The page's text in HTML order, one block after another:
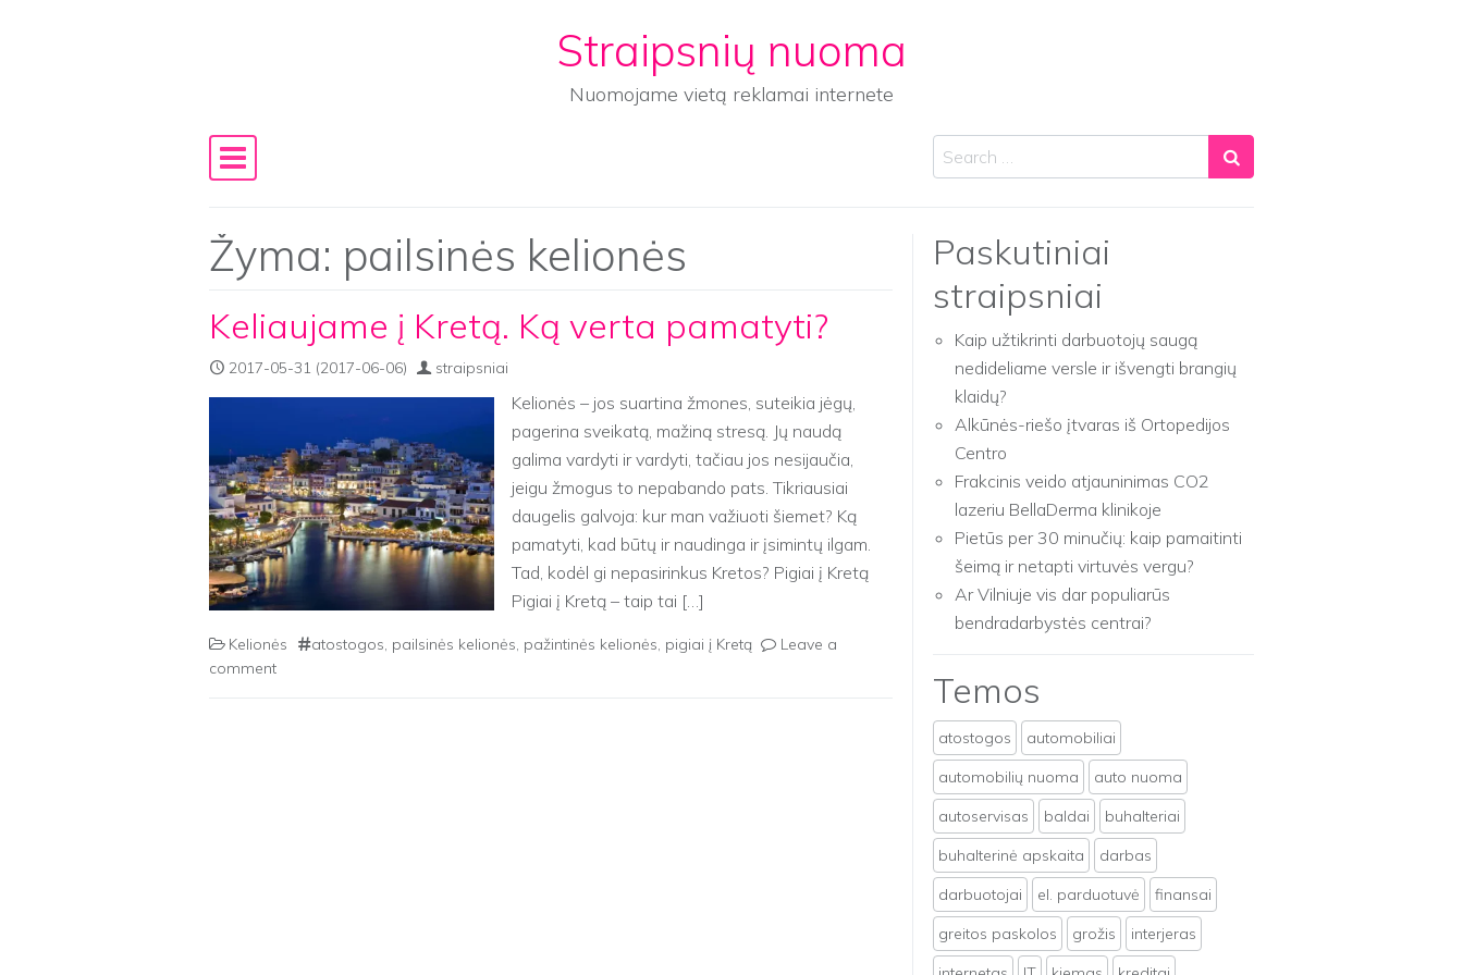
Straipsnių nuoma
Nuomojame vietą reklamai internete
Main Navigation
Search
Žyma: pailsinės kelionės
Keliaujame į Kretą. Ką verta pamatyti?
2017-05-31 (2017-06-06) straipsniai
Kelionės – jos suartina žmones, suteikia jėgų,
pagerina sveikatą, mažiną stresą. Jų naudą
galima vardyti ir vardyti, tačiau jos nesijaučia,
jeigu žmogus to nepabando pats. Tikriausiai
daugelis galvoja: kur man važiuoti šiemet? Ką
pamatyti, kad būtų ir naudinga ir įsimintų ilgam.
Tad, kodėl gi nepasirinkus Kretos? Pigiai į Kretą
Pigiai į Kretą – taip tai […]
Kelionės atostogos, pailsinės kelionės, pažintinės kelionės, pigiai į Kretą
Leave a
comment
Paskutiniai
straipsniai
Kaip užtikrinti darbuotojų saugą
nedideliame versle ir išvengti brangių
klaidų?
Alkūnės-riešo įtvaras iš Ortopedijos
Centro
Frakcinis veido atjauninimas CO2
lazeriu BellaDerma klinikoje
Pietūs per 30 minučių: kaip pamaitinti
šeimą ir netapti virtuvės vergu?
Ar Vilniuje vis dar populiarūs
bendradarbystės centrai?
Temos
atostogos
automobiliai
automobilių nuoma
auto nuoma
autoservisas
baldai
buhalteriai
buhalterinė apskaita
darbas
darbuotojai
el. parduotuvė
finansai
greitos paskolos
grožis
interjeras